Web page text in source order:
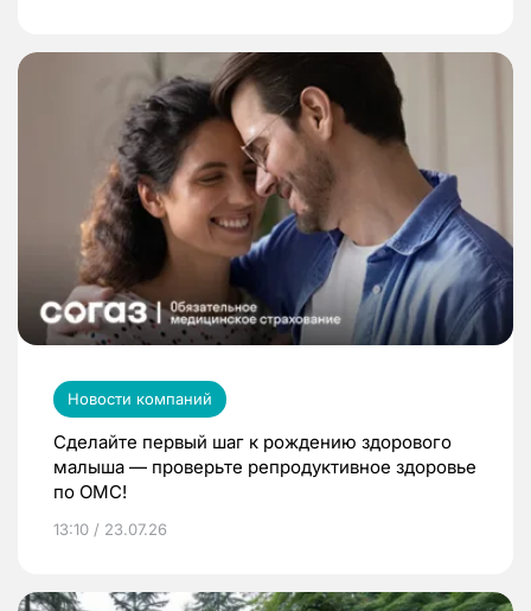
Новости компаний
Сделайте первый шаг к рождению здорового
малыша — проверьте репродуктивное здоровье
по ОМС!
13:10 / 23.07.26